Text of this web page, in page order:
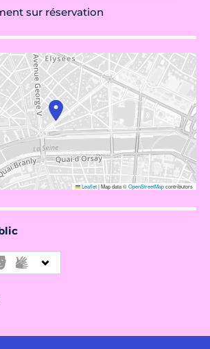
sur réservation
Leaflet|Map data ©OpenStreetMapcontributors